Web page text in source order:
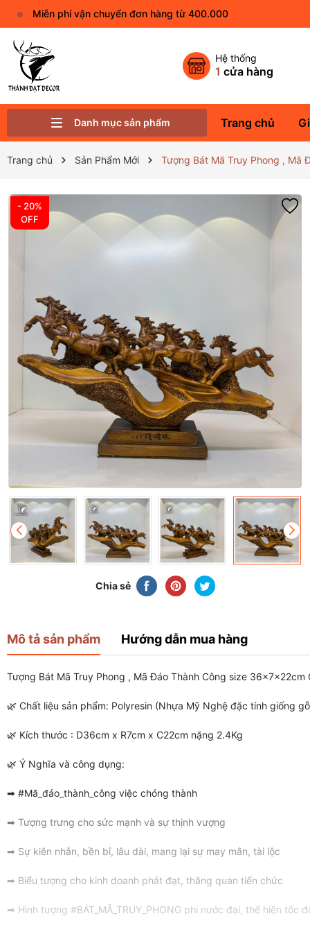
Miễn phí vận chuyển đơn hàng từ 400.000
Hệ thống
1 cửa hàng
Danh mục sản phẩm Trang chủ
Trang chủ Sản Phẩm Mới Tượng Bát Mã Truy Phong , Mã
- 20%
OFF
Chia sẻ
Mô tả sản phẩm Hướng dẫn mua hàng
Tượng Bát Mã Truy Phong , Mã Đáo Thành Công size 36x7x22cm
🌿 Chất liệu sản phẩm: Polyresin (Nhựa Mỹ Nghệ đặc tính giống
🌿 Kích thước : D36cm x R7cm x C22cm nặng 2.4Kg
🌿 Ý Nghĩa và công dụng:
➡ #Mã_đáo_thành_công việc chóng thành
➡ Tượng trưng cho sức mạnh và sự thịnh vượng
➡ Sự kiên nhẫn, bền bỉ, lâu dài, mang lại sự may mắn, tài lộc
➡ Biểu tượng cho kinh doanh phát đạt, thăng quan tiến chức
➡ Hình tượng #BÁT_MÃ_TRUY_PHONG phi nước đại, thể hiện